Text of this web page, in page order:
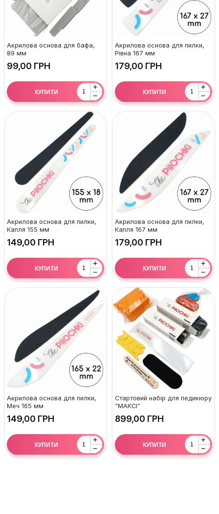
Акрилова основа для бафа,
89 мм
ГРН
+
−
КУПИТИ
Акрилова основа для пилки,
Рівна 167 мм
ГРН
+
−
КУПИТИ
Акрилова основа для пилки,
Капля 155 мм
ГРН
+
−
КУПИТИ
Акрилова основа для пилки,
Капля 167 мм
ГРН
+
−
КУПИТИ
Акрилова основа для пилки,
Меч 165 мм
ГРН
+
−
КУПИТИ
Стартовий набір для педикюру
“МАКСІ”
ГРН
+
−
КУПИТИ